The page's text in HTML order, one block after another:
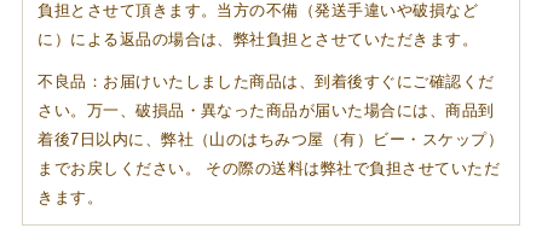
負担とさせて頂きます。当方の不備（発送手違いや破損など
に）による返品の場合は、弊社負担とさせていただきます。
不良品：お届けいたしました商品は、到着後すぐにご確認くだ
さい。万一、破損品・異なった商品が届いた場合には、商品到
着後7日以内に、弊社（山のはちみつ屋（有）ビー・スケップ）
までお戻しください。 その際の送料は弊社で負担させていただ
きます。